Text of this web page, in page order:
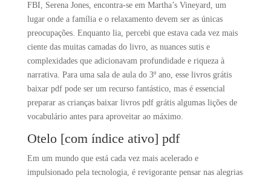
FBI, Serena Jones, encontra-se em Martha’s Vineyard, um
lugar onde a família e o relaxamento devem ser as únicas
preocupações. Enquanto lia, percebi que estava cada vez mais
ciente das muitas camadas do livro, as nuances sutis e
complexidades que adicionavam profundidade e riqueza à
narrativa. Para uma sala de aula do 3º ano, esse livros grátis
baixar pdf pode ser um recurso fantástico, mas é essencial
preparar as crianças baixar livros pdf grátis algumas lições de
vocabulário antes para aproveitar ao máximo.
Otelo [com índice ativo] pdf
Em um mundo que está cada vez mais acelerado e
impulsionado pela tecnologia, é revigorante pensar nas alegrias